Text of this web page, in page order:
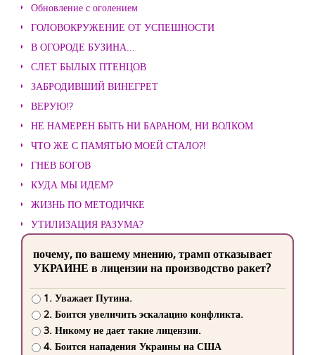
Обновление с оголением
ГОЛОВОКРУЖЕНИЕ ОТ УСПЕШНОСТИ
В ОГОРОДЕ БУЗИНА...
СЛЕТ БЫЛЫХ ПТЕНЦОВ
ЗАБРОДИВШИЙ ВИНЕГРЕТ
ВЕРУЮ!?
НЕ НАМЕРЕН БЫТЬ НИ БАРАНОМ, НИ ВОЛКОМ
ЧТО ЖЕ С ПАМЯТЬЮ МОЕЙ СТАЛО?!
ГНЕВ БОГОВ
КУДА МЫ ИДЕМ?
ЖИЗНЬ ПО МЕТОДИЧКЕ
УТИЛИЗАЦИЯ РАЗУМА?
почему, по вашему мнению, трамп отказывает
УКРАИНЕ в лицензии на производство ракет?
1. Уважает Путина.
2. Боится увеличить эскалацию конфликта.
3. Никому не дает такие лицензии.
4. Боится нападения Украины на США